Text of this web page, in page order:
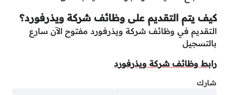
كيف يتم التقديم على وظائف شركة ويذرفورد؟
التقديم في وظائف شركة ويذرفورد مفتوح الآن سارع
بالتسجيل
رابط وظائف شركة ويذرفورد
شارك